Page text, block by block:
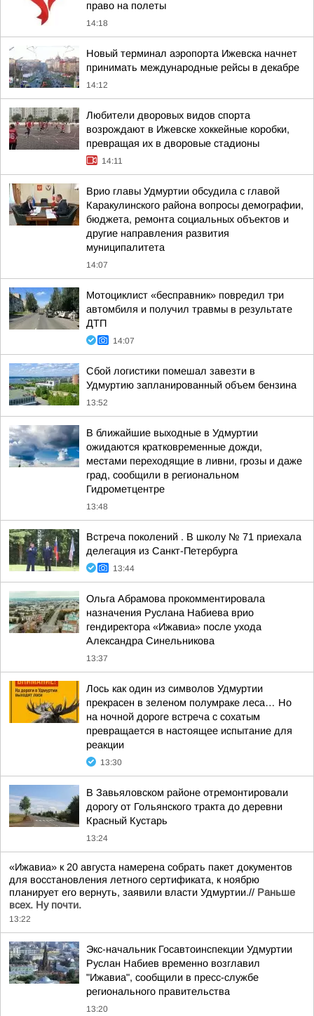
право на полеты
14:18
Новый терминал аэропорта Ижевска начнет
принимать международные рейсы в декабре
14:12
Любители дворовых видов спорта
возрождают в Ижевске хоккейные коробки,
превращая их в дворовые стадионы
14:11
Врио главы Удмуртии обсудила с главой
Каракулинского района вопросы демографии,
бюджета, ремонта социальных объектов и
другие направления развития
муниципалитета
14:07
Мотоциклист «бесправник» повредил три
автомбиля и получил травмы в результате
ДТП
14:07
Сбой логистики помешал завезти в
Удмуртию запланированный объем бензина
13:52
В ближайшие выходные в Удмуртии
ожидаются кратковременные дожди,
местами переходящие в ливни, грозы и даже
град, сообщили в региональном
Гидрометцентре
13:48
Встреча поколений . В школу № 71 приехала
делегация из Санкт-Петербурга
13:44
Ольга Абрамова прокомментировала
назначения Руслана Набиева врио
гендиректора «Ижавиа» после ухода
Александра Синельникова
13:37
Лось как один из символов Удмуртии
прекрасен в зеленом полумраке леса… Но
на ночной дороге встреча с сохатым
превращается в настоящее испытание для
реакции
13:30
В Завьяловском районе отремонтировали
дорогу от Гольянского тракта до деревни
Красный Кустарь
13:24
«Ижавиа» к 20 августа намерена собрать пакет документов
для восстановления летного сертификата, к ноябрю
планирует его вернуть, заявили власти Удмуртии.// Раньше
всех. Ну почти.
13:22
Экс-начальник Госавтоинспекции Удмуртии
Руслан Набиев временно возглавил
"Ижавиа", сообщили в пресс-службе
регионального правительства
13:20